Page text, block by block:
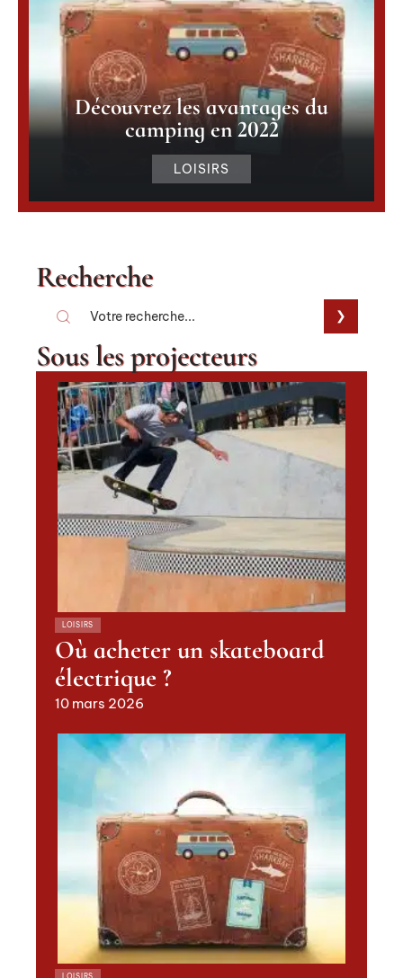
Découvrez les avantages du
camping en 2022
LOISIRS
Recherche
Sous les projecteurs
LOISIRS
Où acheter un skateboard
électrique ?
10 mars 2026